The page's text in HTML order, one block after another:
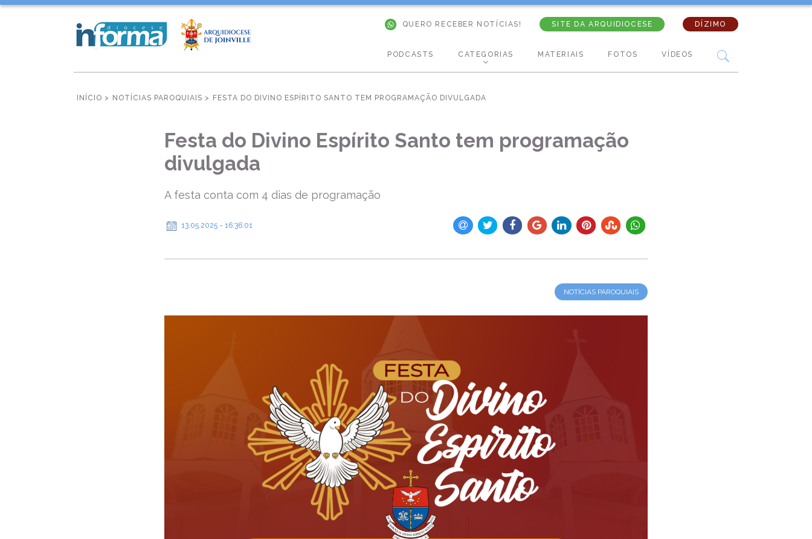
DÍZIMO
SITE DA ARQUIDIOCESE
QUERO RECEBER NOTÍCIAS!
VÍDEOS
FOTOS
MATERIAIS
CATEGORIAS
PODCASTS
INÍCIO > NOTÍCIAS PAROQUIAIS > FESTA DO DIVINO ESPÍRITO SANTO TEM PROGRAMAÇÃO DIVULGADA
Festa do Divino Espírito Santo tem programação
divulgada
A festa conta com 4 dias de programação
13.05.2025 - 16:36:01
NOTÍCIAS PAROQUIAIS